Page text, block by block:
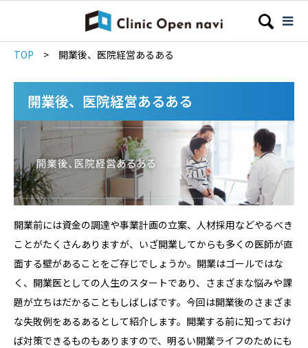
TOP > 開業後、医院経営あるある
開業後、医院経営あるある
開業前には資金の調達や事業計画の立案、人材採用などやるべき
ことがたくさんありますが、いざ開業してからも多くの医師が直
面する壁があることをご存じでしょうか。開業はゴールではな
く、開業医としての人生のスタートであり、さまざまな悩みや課
題が立ちはだかることもしばしばです。今回は開業後のさまざま
な失敗例をあるあるとして紹介します。開業する前に知っておけ
ば対策できるものもありますので、明るい開業ライフのためにも